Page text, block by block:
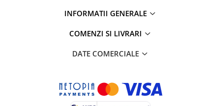
INFORMATII GENERALE
COMENZI SI LIVRARI
DATE COMERCIALE